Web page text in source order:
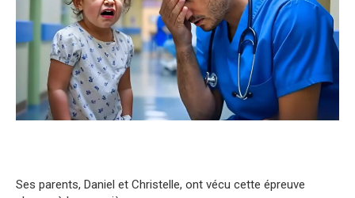
Ses parents, Daniel et Christelle, ont vécu cette épreuve